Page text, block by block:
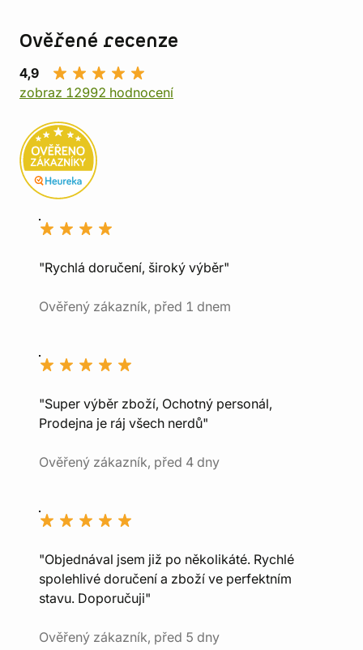
Ověřené recenze
4,9
zobraz 12992 hodnocení
"Rychlá doručení, široký výběr"
Ověřený zákazník, před 1 dnem
"Super výběr zboží, Ochotný personál,
Prodejna je ráj všech nerdů"
Ověřený zákazník, před 4 dny
"Objednával jsem již po několikáté. Rychlé
spolehlivé doručení a zboží ve perfektním
stavu. Doporučuji"
Ověřený zákazník, před 5 dny